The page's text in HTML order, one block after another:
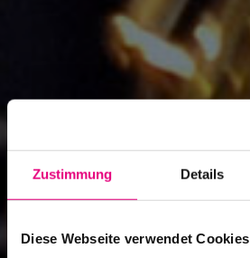
Zustimmung Details
Diese Webseite verwendet Cookies